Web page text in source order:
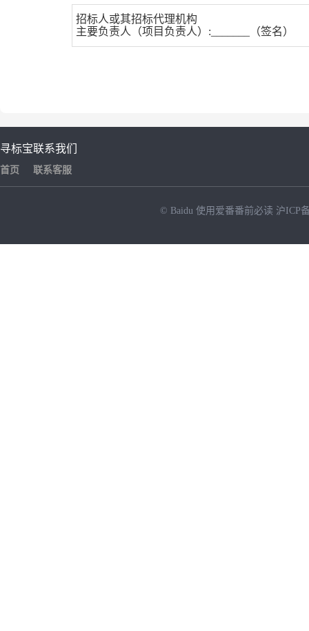
招标人或其招标代理机构
主要负责人（项目负责人）:_______（签名）
寻标宝
首页
联系我们
联系客服
© Baidu 使用爱番番前必读 沪ICP